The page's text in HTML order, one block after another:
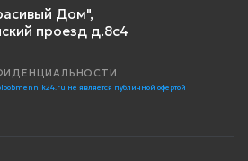
Дом",
проезд д.8с4
не является публичной офертой